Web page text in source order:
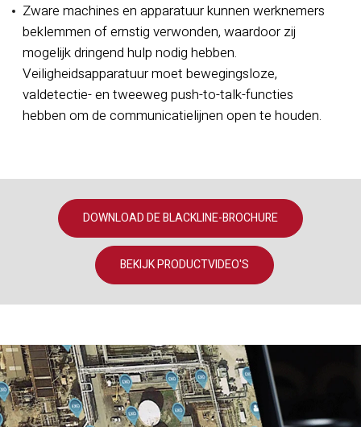
Zware machines en apparatuur kunnen werknemers
beklemmen of ernstig verwonden, waardoor zij
mogelijk dringend hulp nodig hebben.
Veiligheidsapparatuur moet bewegingsloze,
valdetectie- en tweeweg push-to-talk-functies
hebben om de communicatielijnen open te houden.
DOWNLOAD DE BLACKLINE-BROCHURE
BEKIJK PRODUCTVIDEO'S